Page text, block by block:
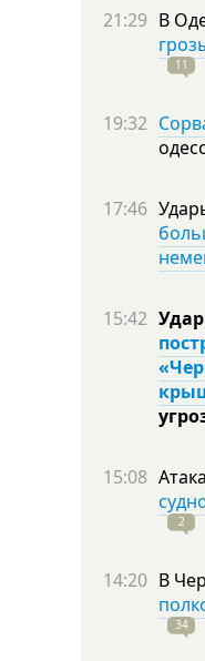
21:29 В
11
19:32
17:46
15:42
15:08
2
14:20 В
34